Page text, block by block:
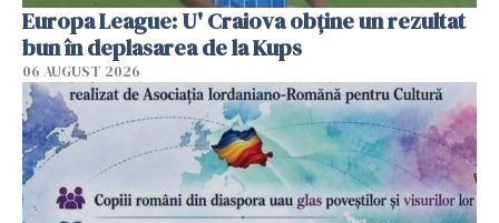
Europa League: U' Craiova obține un rezultat
bun în deplasarea de la Kups
06 AUGUST 2026